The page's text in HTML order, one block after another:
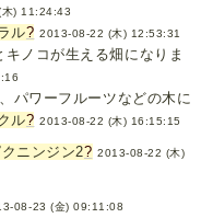
) 11:24:43
ル? 2013-08-22 (木) 12:53:31
ノコが生える畑になりま
パワーフルーツなどの木に
ル? 2013-08-22 (木) 16:15:15
ニンジン2? 2013-08-22 (木)
08-23 (金) 09:11:08